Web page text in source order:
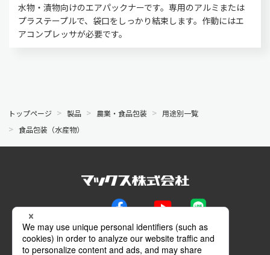
水物・漬物向けのエアパックナーです。専用のアルミまたは
プラステープルで、袋口をしっかり結束します。作動にはエ
アコンプレッサが必要です。
トップページ 製品 農業・食品包装
用途別一覧
食品包装（水産物）
Facebook
YouTube LINE
メールマガジン